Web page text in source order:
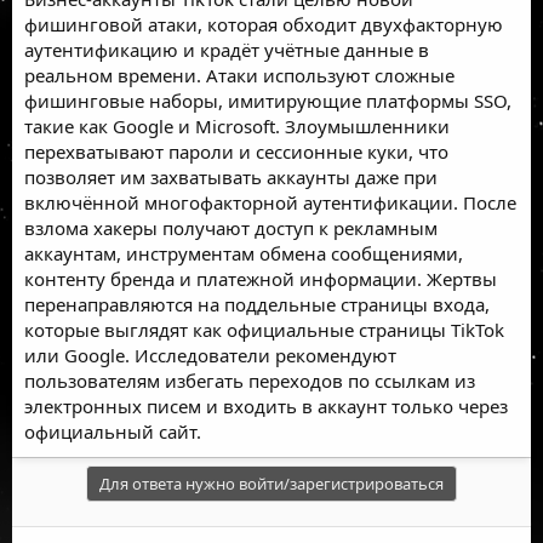
фишинговой атаки, которая обходит двухфакторную
аутентификацию и крадёт учётные данные в
реальном времени. Атаки используют сложные
фишинговые наборы, имитирующие платформы SSO,
такие как Google и Microsoft. Злоумышленники
перехватывают пароли и сессионные куки, что
позволяет им захватывать аккаунты даже при
включённой многофакторной аутентификации. После
взлома хакеры получают доступ к рекламным
аккаунтам, инструментам обмена сообщениями,
контенту бренда и платежной информации. Жертвы
перенаправляются на поддельные страницы входа,
которые выглядят как официальные страницы TikTok
или Google. Исследователи рекомендуют
пользователям избегать переходов по ссылкам из
электронных писем и входить в аккаунт только через
официальный сайт.
Для ответа нужно войти/зарегистрироваться